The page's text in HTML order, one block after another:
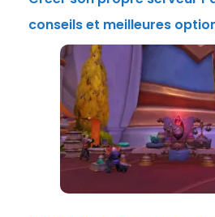
conseils et meilleures